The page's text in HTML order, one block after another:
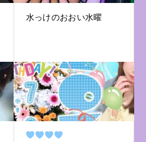
水っけのおおい水曜